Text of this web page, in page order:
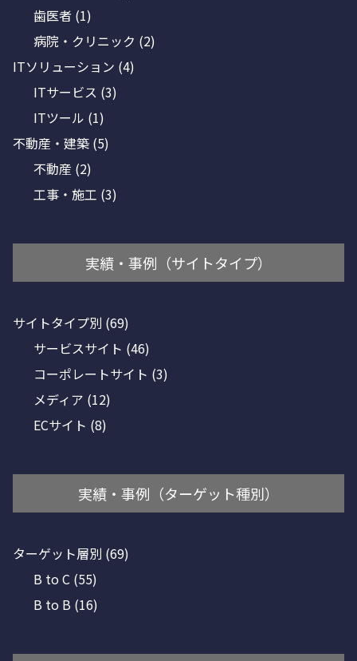
歯医者 (1)
病院・クリニック (2)
ITソリューション (4)
ITサービス (3)
ITツール (1)
不動産・建築 (5)
不動産 (2)
工事・施工 (3)
実績・事例（サイトタイプ）
サイトタイプ別 (69)
サービスサイト (46)
コーポレートサイト (3)
メディア (12)
ECサイト (8)
実績・事例（ターゲット種別）
ターゲット層別 (69)
B to C (55)
B to B (16)